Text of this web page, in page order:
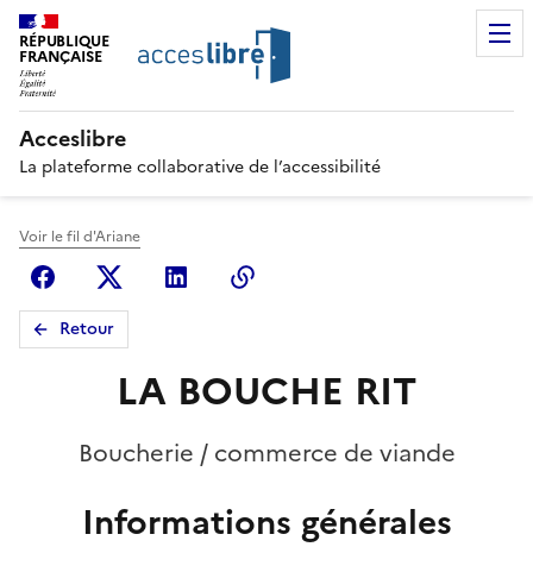
RÉPUBLIQUE
FRANÇAISE
Acceslibre
La plateforme collaborative de l’accessibilité
Voir le fil d'Ariane
FacebookX (anciennement Twitter)
Linkedin
Retour
LA BOUCHE RIT
Boucherie / commerce de viande
Informations générales